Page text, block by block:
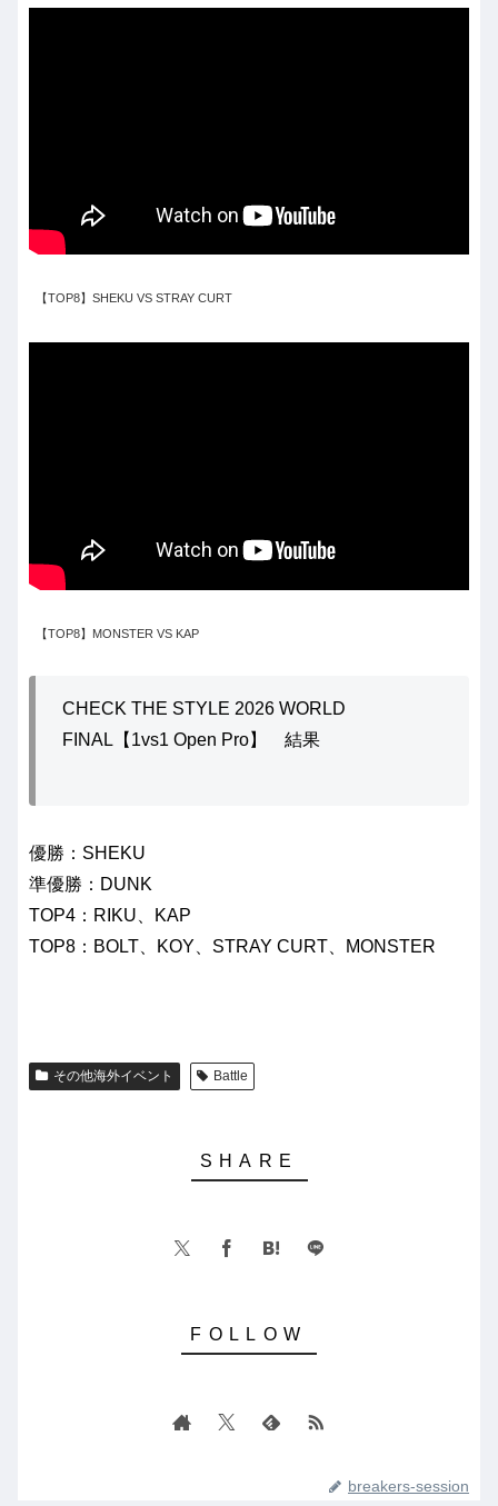
【TOP8】SHEKU VS STRAY CURT
【TOP8】MONSTER VS KAP
CHECK THE STYLE 2026 WORLD
FINAL【1vs1 Open Pro】 結果
優勝：SHEKU
準優勝：DUNK
TOP4：RIKU、KAP
TOP8：BOLT、KOY、STRAY CURT、MONSTER
その他海外イベント Battle
breakers-session